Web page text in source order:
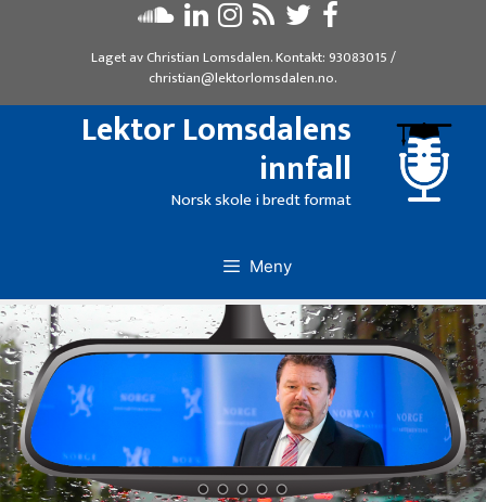
Laget avChristian Lomsdalen. Kontakt: 93083015/
christian@lektorlomsdalen.no.
Lektor Lomsdalens
innfall
Norsk skole i bredt format
Meny